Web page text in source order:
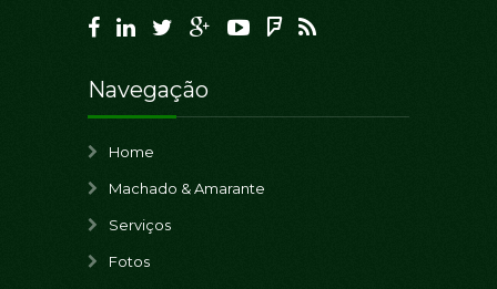
Navegação
Home
Machado & Amarante
Serviços
Fotos